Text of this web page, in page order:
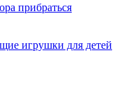
прибраться
игрушки для детей